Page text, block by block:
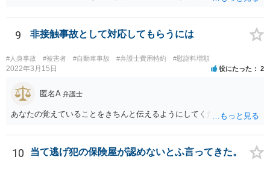
しょう。 起訴と言っても、略式起訴で罰金になるのが通例です。
9 非接触事故として対応してもらうには
#人身事故 #被害者 #自動車事故 #弁護士費用特約 #慰謝料増額
2022年3月15日 役にたった 2
匿名A 弁護士
あなたの覚えていることをきちんと伝えるようにしてください。
10 当て逃げ犯の保険屋が認めないとふ言ってきた。